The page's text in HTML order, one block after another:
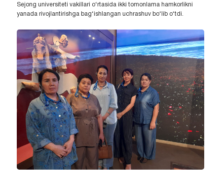
Sejong universiteti vakillari o‘rtasida ikki tomonlama hamkorlikni
yanada rivojlantirishga bag‘ishlangan uchrashuv bo‘lib o‘tdi.